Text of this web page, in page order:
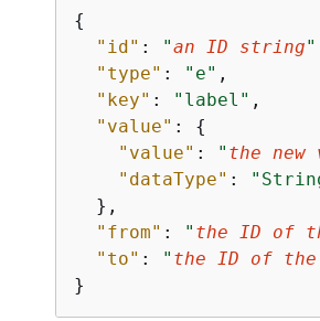
{
"id" : "an ID string"
"type" : "e" ,
"key" : "label" ,
"value" : {
"value" : " the
"dataType" :
  },
"from" : " the ID of
"to" : " the ID of the
}